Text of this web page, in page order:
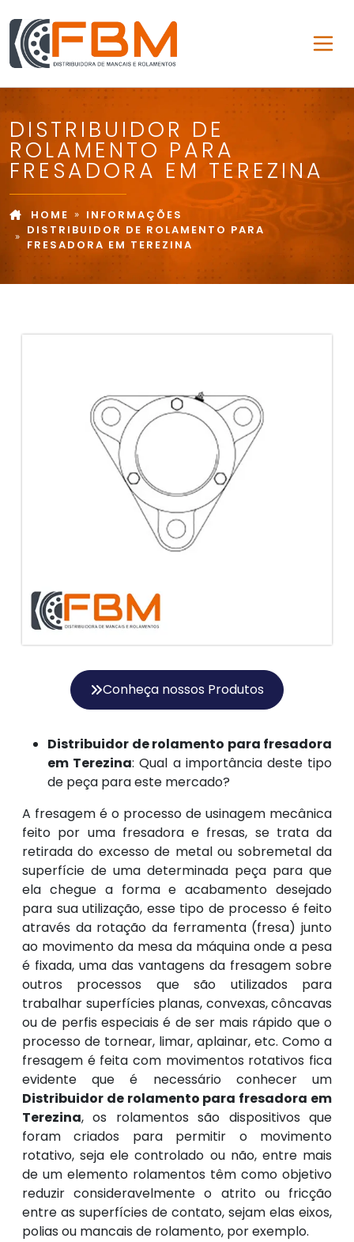
DISTRIBUIDOR DE
ROLAMENTO PARA
FRESADORA EM TEREZINA
HOME
INFORMAÇÕES
DISTRIBUIDOR DE ROLAMENTO PARA
FRESADORA EM TEREZINA
Distribuidor de rolamento para fresadora
em Terezina: Qual a importância deste tipo
de peça para este mercado?
A fresagem é o processo de usinagem mecânica
feito por uma fresadora e fresas, se trata da
retirada do excesso de metal ou sobremetal da
superfície de uma determinada peça para que
ela chegue a forma e acabamento desejado
para sua utilização, esse tipo de processo é feito
através da rotação da ferramenta (fresa) junto
ao movimento da mesa da máquina onde a pesa
é fixada, uma das vantagens da fresagem sobre
outros processos que são utilizados para
trabalhar superfícies planas, convexas, côncavas
ou de perfis especiais é de ser mais rápido que o
processo de tornear, limar, aplainar, etc. Como a
fresagem é feita com movimentos rotativos fica
evidente que é necessário conhecer um
Distribuidor de rolamento para fresadora em
Terezina, os rolamentos são dispositivos que
foram criados para permitir o movimento
rotativo, seja ele controlado ou não, entre mais
de um elemento rolamentos têm como objetivo
reduzir consideravelmente o atrito ou fricção
entre as superfícies de contato, sejam elas eixos,
polias ou mancais de rolamento, por exemplo.
Conheça nossos Produtos